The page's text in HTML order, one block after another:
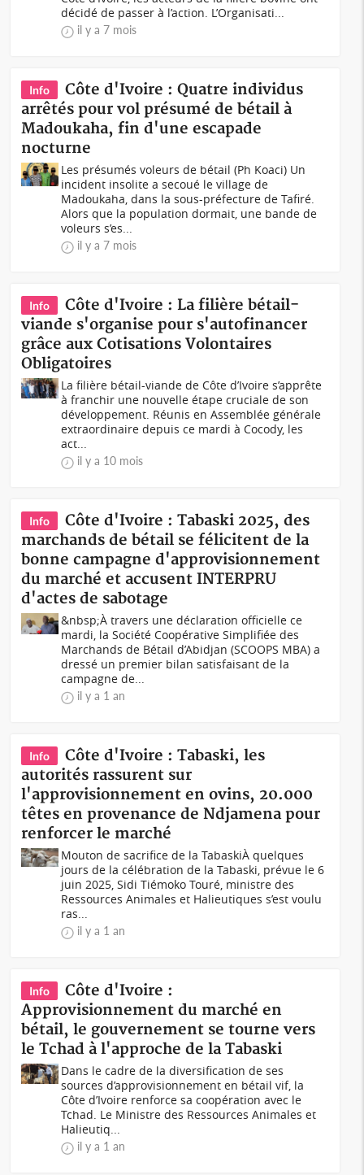
décidé de passer à l’action. L’Organisati...
il y a 7 mois
Info
Côte d'Ivoire : Quatre individus
arrêtés pour vol présumé de bétail à
Madoukaha, fin d'une escapade
nocturne
Les présumés voleurs de bétail (Ph Koaci) Un
incident insolite a secoué le village de
Madoukaha, dans la sous-préfecture de Tafiré.
Alors que la population dormait, une bande de
voleurs s’es...
il y a 7 mois
Info
Côte d'Ivoire : La filière bétail-
viande s'organise pour s'autofinancer
grâce aux Cotisations Volontaires
Obligatoires
La filière bétail-viande de Côte d’Ivoire s’apprête
à franchir une nouvelle étape cruciale de son
développement. Réunis en Assemblée générale
extraordinaire depuis ce mardi à Cocody, les
act...
il y a 10 mois
Info
Côte d'Ivoire : Tabaski 2025, des
marchands de bétail se félicitent de la
bonne campagne d'approvisionnement
du marché et accusent INTERPRU
d'actes de sabotage
&nbsp;À travers une déclaration officielle ce
mardi, la Société Coopérative Simplifiée des
Marchands de Bétail d’Abidjan (SCOOPS MBA) a
dressé un premier bilan satisfaisant de la
campagne de...
il y a 1 an
Info
Côte d'Ivoire : Tabaski, les
autorités rassurent sur
l'approvisionnement en ovins, 20.000
têtes en provenance de Ndjamena pour
renforcer le marché
Mouton de sacrifice de la TabaskiÀ quelques
jours de la célébration de la Tabaski, prévue le 6
juin 2025, Sidi Tiémoko Touré, ministre des
Ressources Animales et Halieutiques s’est voulu
ras...
il y a 1 an
Info
Côte d'Ivoire :
Approvisionnement du marché en
bétail, le gouvernement se tourne vers
le Tchad à l'approche de la Tabaski
Dans le cadre de la diversification de ses
sources d’approvisionnement en bétail vif, la
Côte d’Ivoire renforce sa coopération avec le
Tchad. Le Ministre des Ressources Animales et
Halieutiq...
il y a 1 an